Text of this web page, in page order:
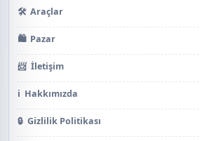
🛠️ Araçlar
🛍️ Pazar
📨 İletişim
ℹ️ Hakkımızda
🔒 Gizlilik Politikası